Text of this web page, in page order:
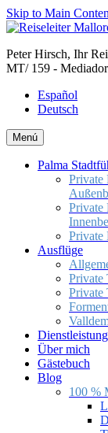
Skip to Main
Peter Hirsch, Ihr
MT/ 159 -
Español
Deutsch
Menú
Palma
Private
Private
Private
Ausflüge
Private
Private
Über mich
Gästebuch
Blog
100 %